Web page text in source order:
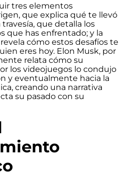
tres elementos
que explica qué te llevó
que detalla los
que has enfrentado; y la
cómo estos desafíos te
eres hoy. Elon Musk, por
relata cómo su
los videojuegos lo condujo
y eventualmente hacia la
creando una narrativa
su pasado con su